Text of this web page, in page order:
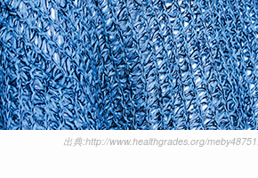
出典:http://www.healthgrades.org/